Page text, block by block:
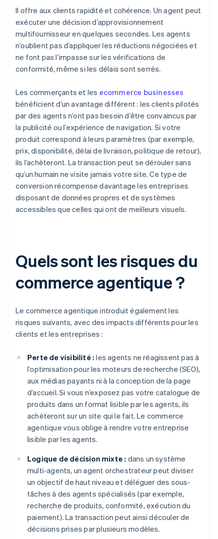
Il offre aux clients rapidité et cohérence. Un agent peut
exécuter une décision d’approvisionnement
multifournisseur en quelques secondes. Les agents
n’oublient pas d’appliquer les réductions négociées et
ne font pas l’impasse sur les vérifications de
conformité, même si les délais sont serrés.
Les commerçants et les ecommerce businesses
bénéficient d’un avantage différent : les clients pilotés
par des agents n’ont pas besoin d’être convaincus par
la publicité ou l’expérience de navigation. Si votre
produit correspond à leurs paramètres (par exemple,
prix, disponibilité, délai de livraison, politique de retour),
ils l’achèteront. La transaction peut se dérouler sans
qu’un humain ne visite jamais votre site. Ce type de
conversion récompense davantage les entreprises
disposant de données propres et de systèmes
accessibles que celles qui ont de meilleurs visuels.
Quels sont les risques du
commerce agentique ?
Le commerce agentique introduit également les
risques suivants, avec des impacts différents pour les
clients et les entreprises :
Perte de visibilité : les agents ne réagissent pas à
l’optimisation pour les moteurs de recherche (SEO),
aux médias payants ni à la conception de la page
d’accueil. Si vous n’exposez pas votre catalogue de
produits dans un format lisible par les agents, ils
achèteront sur un site qui le fait. Le commerce
agentique vous oblige à rendre votre entreprise
lisible par les agents.
Logique de décision mixte : dans un système
multi-agents, un agent orchestrateur peut diviser
un objectif de haut niveau et déléguer des sous-
tâches à des agents spécialisés (par exemple,
recherche de produits, conformité, exécution du
paiement). La transaction peut ainsi découler de
décisions prises par plusieurs modèles.